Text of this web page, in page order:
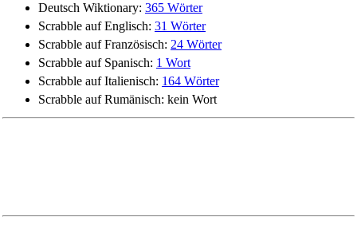
Deutsch Wiktionary: 365 Wörter
Scrabble auf Englisch: 31 Wörter
Scrabble auf Französisch: 24 Wörter
Scrabble auf Spanisch: 1 Wort
Scrabble auf Italienisch: 164 Wörter
Scrabble auf Rumänisch: kein Wort